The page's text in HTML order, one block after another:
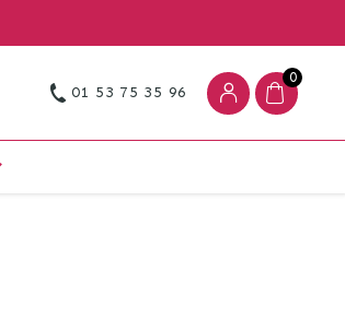
01 53 75 35 96
0